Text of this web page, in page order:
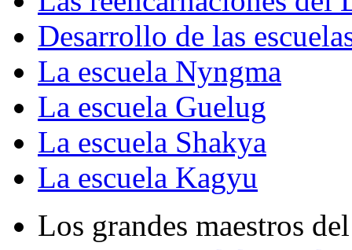
Desarrollo de las
La escuela Nyngma
La escuela Guelug
La escuela Shakya
La escuela Kagyu
Los grandes maestros